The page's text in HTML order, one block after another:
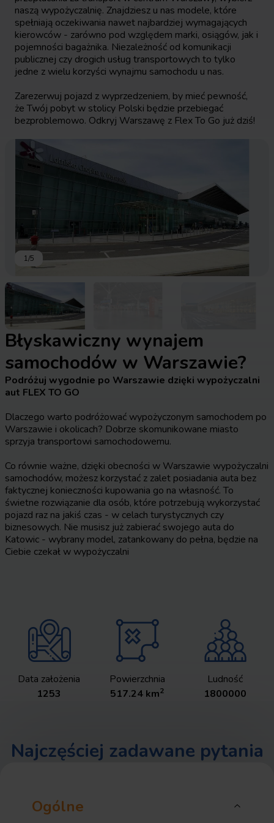
naszą wypożyczalnię. Znajdziesz u nas modele, które
spełniają oczekiwania nawet najbardziej wymagających
kierowców - zarówno pod względem marki, osiągów, jak i
pojemności bagażnika. Niezależność od komunikacji
publicznej czy drogich usług transportowych to tylko
jedne z wielu korzyści wynajmu samochodu u nas.
Zarezerwuj pojazd z wyprzedzeniem, by mieć pewność,
że Twój pobyt w stolicy Polski będzie przebiegać
bezproblemowo. Odkryj Warszawę z Flex To Go już dziś!
1/5
Błyskawiczny wynajem
samochodów w Warszawie?
Podróżuj wygodnie po Warszawie dzięki wypożyczalni
aut FLEX TO GO
Dlaczego warto podróżować wypożyczonym samochodem po
Warszawie i okolicach? Dobrze skomunikowane miasto
sprzyja transportowi samochodowemu.
Co równie ważne, dzięki obecności w Warszawie wypożyczalni
samochodów, możesz korzystać z zalet posiadania auta bez
faktycznej konieczności kupowania go na własność. To
świetne rozwiązanie dla osób, które potrzebują wykorzystać
pojazd raz na jakiś czas - w celach turystycznych czy
biznesowych. Nie musisz już zabierać swojego auta do
Katowic - wybrany model, zatankowany do pełna, będzie na
Ciebie czekał w wypożyczalni
Data założenia
1253
Powierzchnia
517.24 km2
Ludność
1800000
Najczęściej zadawane pytania
Ogólne